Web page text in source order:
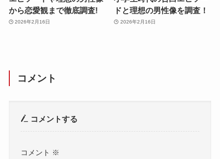
から恋愛観まで徹底調査!
2026年2月16日
ドと理想の男性像を調査！
2026年2月16日
コメント
コメントする
コメント ※